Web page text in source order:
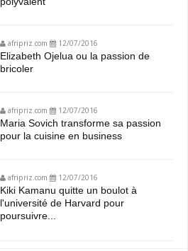
afripriz.com 12/07/2016
Elizabeth Ojelua ou la passion de
bricoler
afripriz.com 12/07/2016
Maria Sovich transforme sa passion
pour la cuisine en business
afripriz.com 12/07/2016
Kiki Kamanu quitte un boulot à
l'université de Harvard pour
poursuivre...